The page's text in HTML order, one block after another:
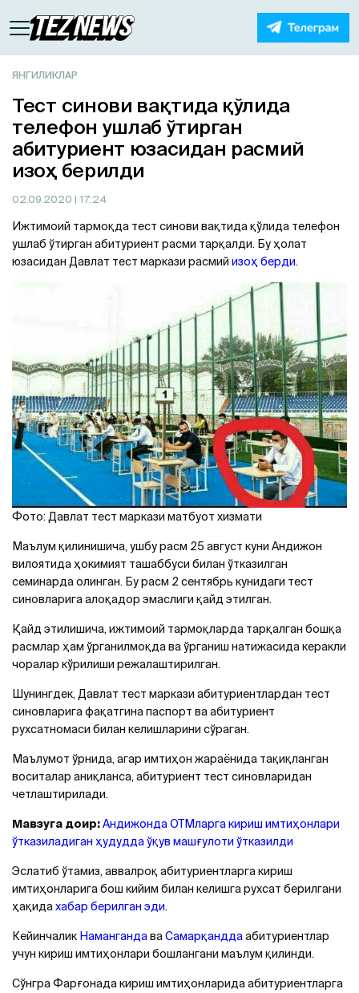
ЯНГИЛИКЛАР
Тест синови вақтида қўлида
телефон ушлаб ўтирган
абитуриент юзасидан расмий
изоҳ берилди
02.09.2020 | 17:24
Ижтимоий тармоқда тест синови вақтида қўлида телефон
ушлаб ўтирган абитуриент расми тарқалди. Бу ҳолат
юзасидан Давлат тест маркази расмий изоҳ берди.
Фото: Давлат тест маркази матбуот хизмати
Маълум қилинишича, ушбу расм 25 август куни Aндижон
вилоятида ҳокимият ташаббуси билан ўтказилган
семинарда олинган. Бу расм 2 сентябрь кунидаги тест
синовларига алоқадор эмаслиги қайд этилган.
Қайд этилишича, ижтимоий тармоқларда тарқалган бошқа
расмлар ҳам ўрганилмоқда ва ўрганиш натижасида керакли
чоралар кўрилиши режалаштирилган.
Шунингдек, Давлат тест маркази абитуриентлардан тест
синовларига фақатгина паспорт ва абитуриент
рухсатномаси билан келишларини сўраган.
Маълумот ўрнида, агар имтиҳон жараёнида тақиқланган
воситалар аниқланса, абитуриент тест синовларидан
четлаштирилади.
Мавзуга доир:Aндижонда ОТМларга кириш имтиҳонлари
ўтказиладиган ҳудудда ўқув машғулоти ўтказилди
Эслатиб ўтамиз, аввалроқ абитуриентларга кириш
имтиҳонларига бош кийим билан келишга рухсат берилгани
ҳақидахабар берилган эди.
Кейинчалик НамангандаваСамарқанддаабитуриентлар
учун кириш имтиҳонлари бошлангани маълум қилинди.
Сўнгра Фарғонада кириш имтиҳонларида абитуриентларга